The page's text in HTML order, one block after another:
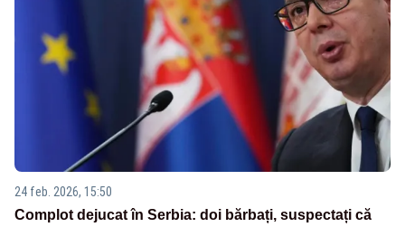
24 feb. 2026, 15:50
Complot dejucat în Serbia: doi bărbați, suspectați că